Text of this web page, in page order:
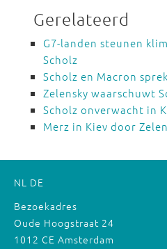
Gerelateerd
G7-landen steunen
Scholz
Scholz en Macron
Zelensky waarschuwt
Scholz onverwacht in
Merz in Kiev door
NL DE
Bezoekadres
Oude Hoogstraat 24
1012 CE Amsterdam